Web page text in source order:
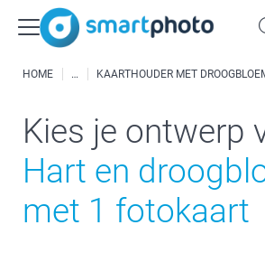
HOME KAARTHOUDER MET
Kies je ontwerp
Hart en
met 1 fotokaart